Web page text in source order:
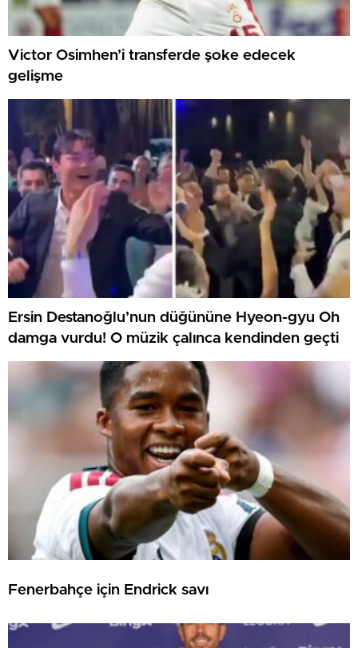
Victor Osimhen’i transferde şoke edecek
gelişme
Ersin Destanoğlu’nun düğününe Hyeon-gyu Oh
damga vurdu! O müzik çalınca kendinden geçti
Fenerbahçe için Endrick savı